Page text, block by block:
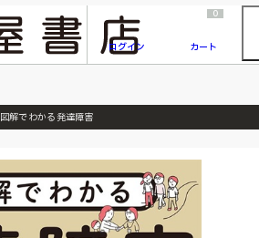
『ONE PIECE magazine 021 ONE PIECEカード付き同梱版』発売延期のご案内
ログイン
0
カート
図解でわかる発達障害